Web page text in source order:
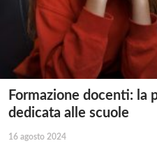
Formazione docenti: la
dedicata alle scuole
16 agosto 2024